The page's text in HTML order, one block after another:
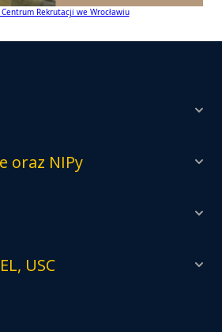
Rekrutacji we Wrocławiu
oraz NIPy
USC